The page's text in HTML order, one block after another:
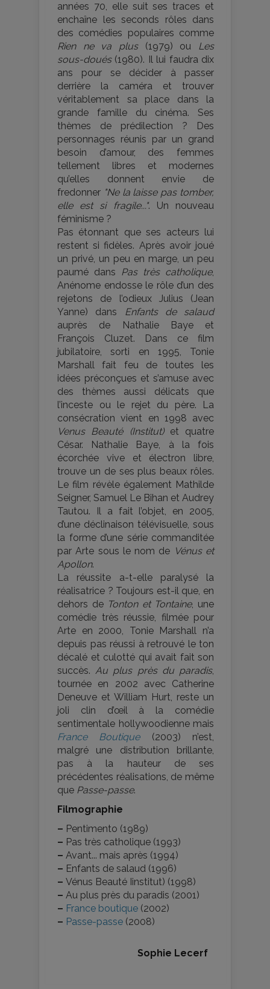
années 70, elle suit ses traces et
enchaîne les seconds rôles dans
des comédies populaires comme
Rien ne va plus(1979) ou Les
sous-doués(1980). Il lui faudra dix
ans pour se décider à passer
derrière la caméra et trouver
véritablement sa place dans la
grande famille du cinéma. Ses
thèmes de prédilection ? Des
personnages réunis par un grand
besoin d’amour, des femmes
tellement libres et modernes
qu’elles donnent envie de
fredonner "Ne la laisse pas tomber,
elle est si fragile...". Un nouveau
féminisme ?
Pas étonnant que ses acteurs lui
restent si fidèles. Après avoir joué
un privé, un peu en marge, un peu
paumé dans Pas très catholique,
Anénome endosse le rôle d’un des
rejetons de l’odieux Julius (Jean
Yanne) dans Enfants de salaud
auprès de Nathalie Baye et
François Cluzet. Dans ce film
jubilatoire, sorti en 1995, Tonie
Marshall fait feu de toutes les
idées préconçues et s’amuse avec
des thèmes aussi délicats que
l’inceste ou le rejet du père. La
consécration vient en 1998 avec
Venus Beauté (Institut)et quatre
César. Nathalie Baye, à la fois
écorchée vive et électron libre,
trouve un de ses plus beaux rôles.
Le film révèle également Mathilde
Seigner, Samuel Le Bihan et Audrey
Tautou. Il a fait l’objet, en 2005,
d’une déclinaison télévisuelle, sous
la forme d’une série commanditée
par Arte sous le nom de Vénus et
Apollon.
La réussite a-t-elle paralysé la
réalisatrice ? Toujours est-il que, en
dehors de Tonton et Tontaine, une
comédie très réussie, filmée pour
Arte en 2000, Tonie Marshall n’a
depuis pas réussi à retrouvé le ton
décalé et culotté qui avait fait son
succès.Au plus près du paradis,
tournée en 2002 avec Catherine
Deneuve et William Hurt, reste un
joli clin d’œil à la comédie
sentimentale hollywoodienne mais
France Boutique(2003) n’est,
malgré une distribution brillante,
pas à la hauteur de ses
précédentes réalisations, de même
que Passe-passe.
Filmographie
– Pentimento (1989)
– Pas très catholique (1993)
– Avant... mais après (1994)
– Enfants de salaud (1996)
– Vénus Beauté Iinstitut) (1998)
– Au plus près du paradis (2001)
– France boutique (2002)
– Passe-passe (2008)
Sophie Lecerf